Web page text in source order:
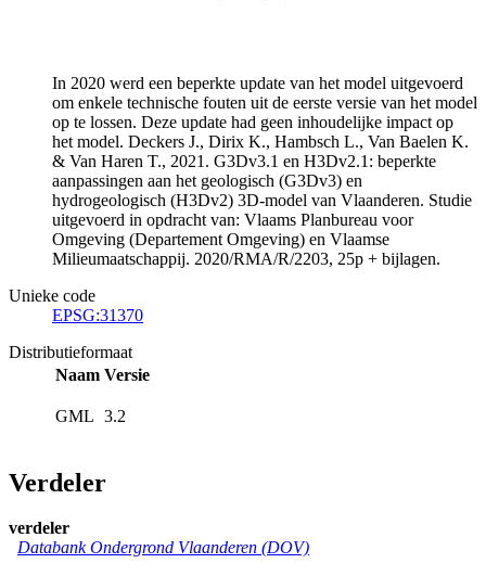
In 2020 werd een beperkte update van het model uitgevoerd
om enkele technische fouten uit de eerste versie van het model
op te lossen. Deze update had geen inhoudelijke impact op
het model. Deckers J., Dirix K., Hambsch L., Van Baelen K.
& Van Haren T., 2021. G3Dv3.1 en H3Dv2.1: beperkte
aanpassingen aan het geologisch (G3Dv3) en
hydrogeologisch (H3Dv2) 3D-model van Vlaanderen. Studie
uitgevoerd in opdracht van: Vlaams Planbureau voor
Omgeving (Departement Omgeving) en Vlaamse
Milieumaatschappij. 2020/RMA/R/2203, 25p + bijlagen.
Unieke code
EPSG:31370
Distributieformaat
Naam Versie
GML 3.2
Verdeler
verdeler
Databank Ondergrond Vlaanderen (DOV)